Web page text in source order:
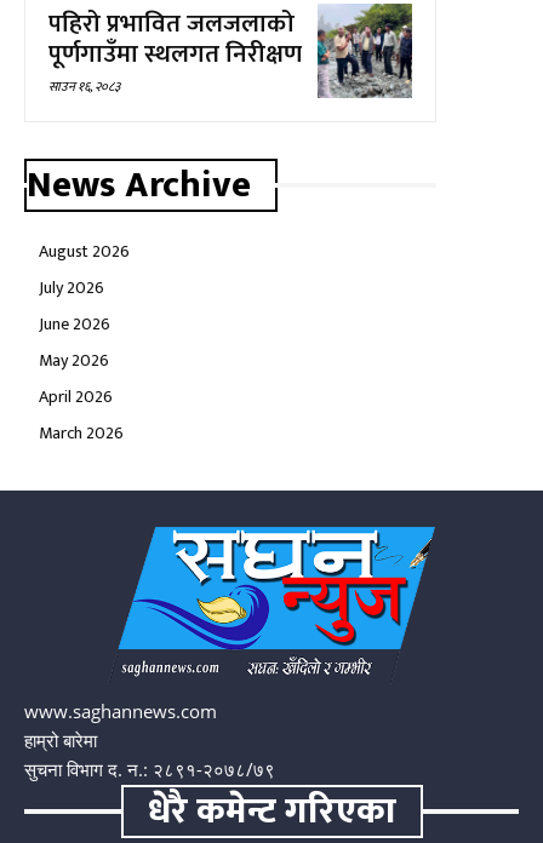
पहिरो प्रभावित जलजलाको
पूर्णगाउँमा स्थलगत निरीक्षण
साउन १६, २०८३
News Archive
August 2026
July 2026
June 2026
May 2026
April 2026
March 2026
www.saghannews.com
हाम्रो बारेमा
सुचना विभाग द. न.: २८९१-२०७८/७९
धेरै कमेन्ट गरिएका